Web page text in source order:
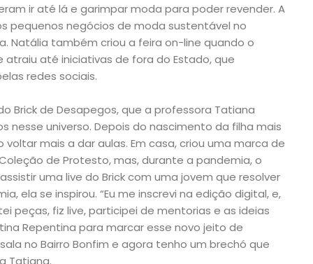
ir até lá e garimpar moda para poder revender. A
pequenos negócios de moda sustentável no
Natália também criou a feira on-line quando o
atraiu até iniciativas de fora do Estado, que
redes sociais.
Brick de Desapegos, que a professora Tatiana
nesse universo. Depois do nascimento da filha mais
voltar mais a dar aulas. Em casa, criou uma marca de
de Protesto, mas, durante a pandemia, o
uma live do Brick com uma jovem que resolver
ela se inspirou. “Eu me inscrevi na edição digital, e,
peças, fiz live, participei de mentorias e as ideias
Repentina para marcar esse novo jeito de
no Bairro Bonfim e agora tenho um brechó que
Tatiana.